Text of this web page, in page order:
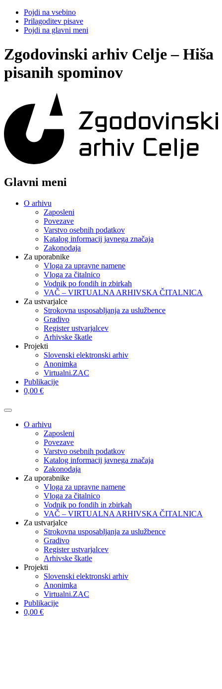
Pojdi na vsebino
Prilagoditev pisave
Pojdi na glavni meni
Zgodovinski arhiv Celje – Hiša
pisanih spominov
Glavni meni
O arhivu
Zaposleni
Povezave
Varstvo osebnih podatkov
Katalog informacij javnega značaja
Zakonodaja
Za uporabnike
Vloga za upravne namene
Vloga za čitalnico
Vodnik po fondih in zbirkah
VAČ – VIRTUALNA ARHIVSKA ČITALNICA
Za ustvarjalce
Strokovna usposabljanja za uslužbence
Gradivo
Register ustvarjalcev
Arhivske škatle
Projekti
Slovenski elektronski arhiv
Anonimka
Virtualni.ZAC
Publikacije
0,00 €
O arhivu
Zaposleni
Povezave
Varstvo osebnih podatkov
Katalog informacij javnega značaja
Zakonodaja
Za uporabnike
Vloga za upravne namene
Vloga za čitalnico
Vodnik po fondih in zbirkah
VAČ – VIRTUALNA ARHIVSKA ČITALNICA
Za ustvarjalce
Strokovna usposabljanja za uslužbence
Gradivo
Register ustvarjalcev
Arhivske škatle
Projekti
Slovenski elektronski arhiv
Anonimka
Virtualni.ZAC
Publikacije
0,00 €